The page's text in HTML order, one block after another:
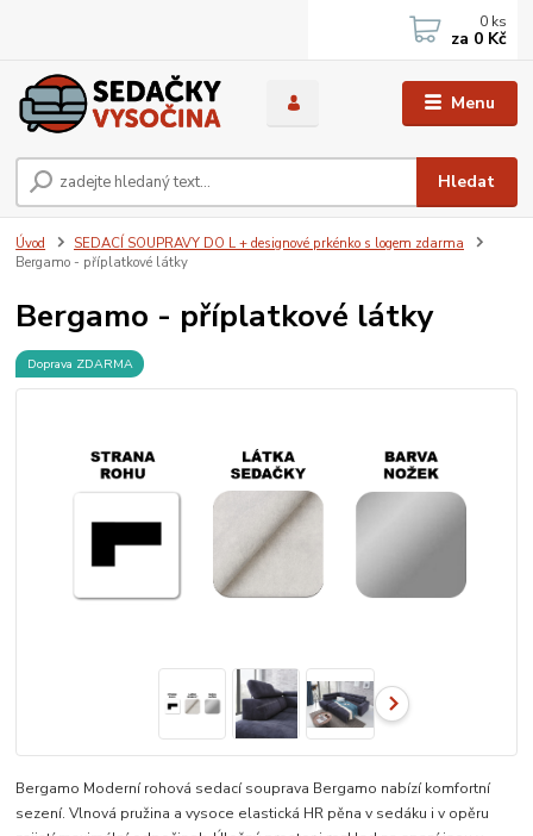
Menu
Hledat
0 ks
za 0 Kč
Úvod
SEDACÍ SOUPRAVY DO L + designové prkénko s logem zdarma
Bergamo - příplatkové látky
Bergamo - příplatkové látky
Doprava ZDARMA
Bergamo Moderní rohová sedací souprava Bergamo nabízí komfortní
sezení. Vlnová pružina a vysoce elastická HR pěna v sedáku i v opěru